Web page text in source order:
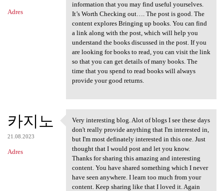
Adres
information that you may find useful yourselves.
It’s Worth Checking out…. The post is good. The
content explores Bringing up books. You can find
a link along with the post, which will help you
understand the books discussed in the post. If you
are looking for books to read, you can visit the link
so that you can get details of many books. The
time that you spend to read books will always
provide your good returns.
카지노
21.08.2023
Adres
Very interesting blog. Alot
Very interesting blog. Alot of blogs I see these days
don't really provide anything that I'm interested in,
but I'm most definately interested in this one. Just
thought that I would post and let you know.
Thanks for sharing this amazing and interesting
content. You have shared something which I never
have seen anywhere. I learn too much from your
content. Keep sharing like that I loved it. Again